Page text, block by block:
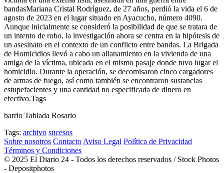
barrio Tablada Rosario
Tags: archivo sucesos
Sobre nosotros Contacto Aviso Legal Política de Privacidad
Términos y Condiciones
© 2025 El Diario 24 - Todos los derechos reservados / Stock Photos
- Depositphotos